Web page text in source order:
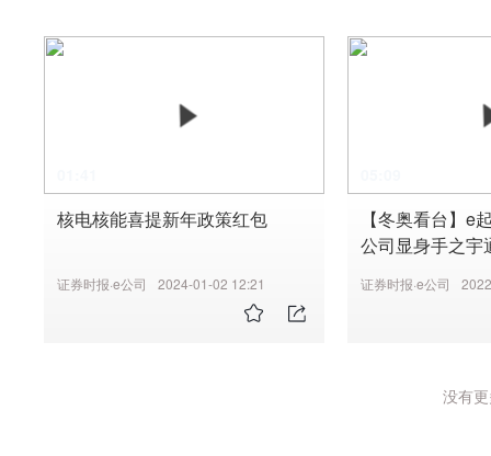
核电核能喜提新年政策红包
证券时报·e公司 2024-01-02 12:21
【冬奥看台】e
公司显身手之宇
证券时报·e公司
没有